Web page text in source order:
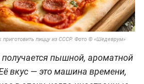
приготовить пиццу из СССР. Фото © «Шедеврум»
получается пышной, ароматной
вкус — это машина времени,